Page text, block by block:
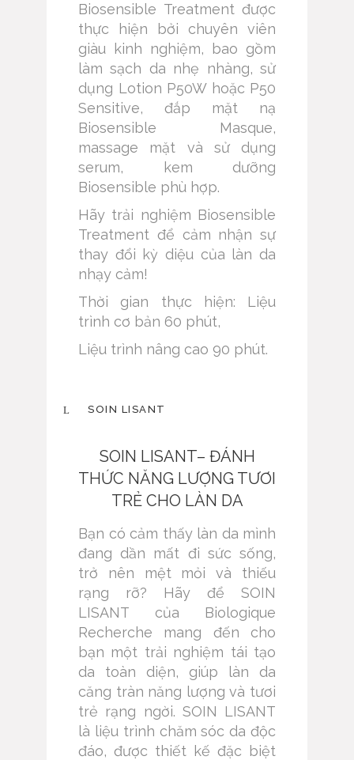
Biosensible Treatment được
thực hiện bởi chuyên viên
giàu kinh nghiệm, bao gồm
làm sạch da nhẹ nhàng, sử
dụng Lotion P50W hoặc P50
Sensitive, đắp mặt nạ
Biosensible Masque,
massage mặt và sử dụng
serum, kem dưỡng
Biosensible phù hợp.
Hãy trải nghiệm Biosensible
Treatment để cảm nhận sự
thay đổi kỳ diệu của làn da
nhạy cảm!
Thời gian thực hiện: Liệu
trình cơ bản 60 phút,
Liệu trình nâng cao 90 phút.
SOIN LISANT
SOIN LISANT– ĐÁNH
THỨC NĂNG LƯỢNG TƯƠI
TRẺ CHO LÀN DA
Bạn có cảm thấy làn da mình
đang dần mất đi sức sống,
trở nên mệt mỏi và thiếu
rạng rỡ? Hãy để SOIN
LISANT của Biologique
Recherche mang đến cho
bạn một trải nghiệm tái tạo
da toàn diện, giúp làn da
căng tràn năng lượng và tươi
trẻ rạng ngời. SOIN LISANT
là liệu trình chăm sóc da độc
đáo, được thiết kế đặc biệt